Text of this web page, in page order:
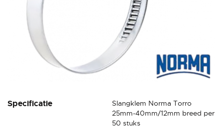
Specificatie
Slangklem Norma Torro
25mm-40mm/12mm breed per
50 stuks
Ga